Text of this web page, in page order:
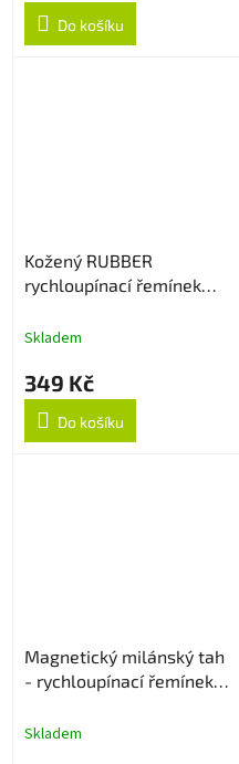
Do košíku
Kožený RUBBER
rychloupínací řemínek
Skladem
349 Kč
Do košíku
Magnetický milánský tah
- rychloupínací řemínek
Skladem